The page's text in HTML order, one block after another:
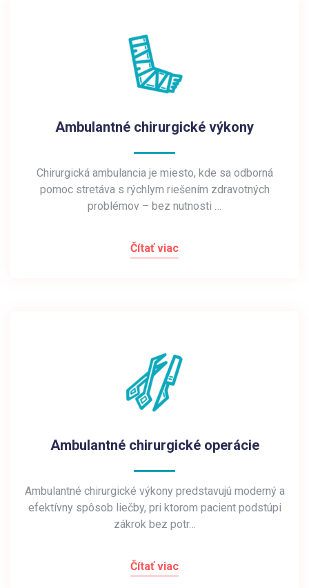
Ambulantné chirurgické výkony
Chirurgická ambulancia je miesto, kde sa odborná
pomoc stretáva s rýchlym riešením zdravotných
problémov – bez nutnosti …
Čítať viac
Ambulantné chirurgické operácie
Ambulantné chirurgické výkony predstavujú moderný a
efektívny spôsob liečby, pri ktorom pacient podstúpi
zákrok bez potr…
Čítať viac